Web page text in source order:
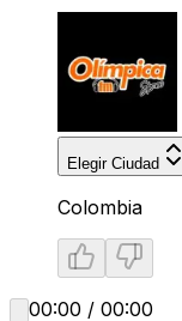
Elegir Ciudad
Colombia
00:00 / 00:00